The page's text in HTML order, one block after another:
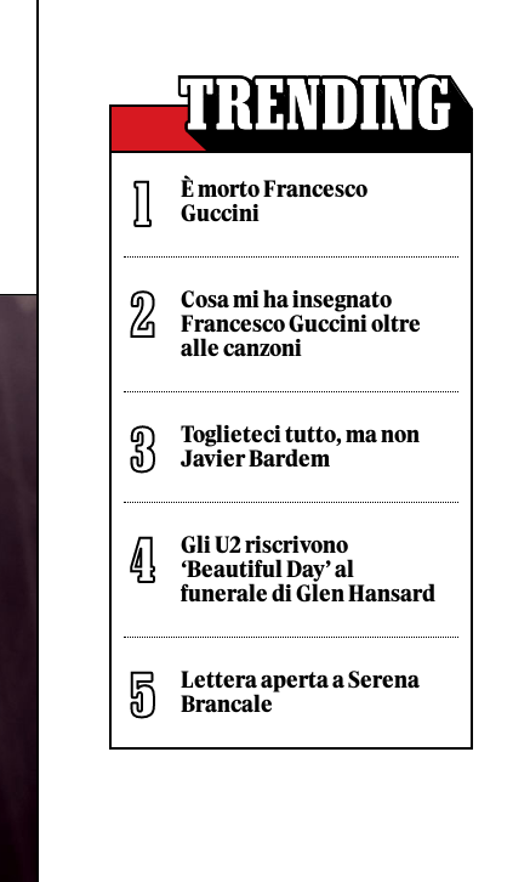
È morto Francesco
Guccini
Cosa mi ha insegnato
Francesco Guccini oltre
alle canzoni
Toglieteci tutto, ma non
Javier Bardem
Gli U2 riscrivono
‘Beautiful Day’ al
funerale di Glen Hansard
Lettera aperta a Serena
Brancale